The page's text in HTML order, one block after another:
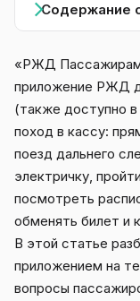
Содержание
«РЖД
приложение РЖД
(также доступно
поход в кассу:
поезд дальнего
электричку,
посмотреть
обменять билет и
В этой статье
приложением на
вопросы